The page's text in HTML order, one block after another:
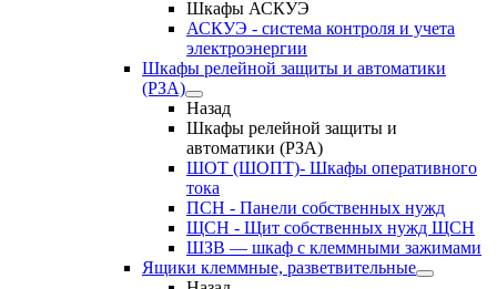
Шкафы АСКУЭ
АСКУЭ - система контроля и учета
электроэнергии
Шкафы релейной защиты и автоматики
(РЗА)
Назад
Шкафы релейной защиты и
автоматики (РЗА)
ШОТ (ШОПТ)- Шкафы оперативного
тока
ПСН - Панели собственных нужд
ЩСН - Щит собственных нужд ЩСН
ШЗВ — шкаф с клеммными зажимами
Ящики клеммные, разветвительные